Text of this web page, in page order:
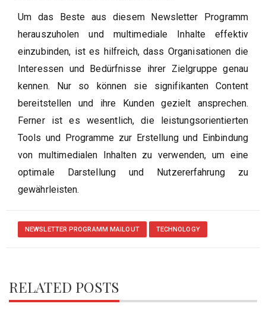
Um das Beste aus diesem Newsletter Programm
herauszuholen und multimediale Inhalte effektiv
einzubinden, ist es hilfreich, dass Organisationen die
Interessen und Bedürfnisse ihrer Zielgruppe genau
kennen. Nur so können sie signifikanten Content
bereitstellen und ihre Kunden gezielt ansprechen.
Ferner ist es wesentlich, die leistungsorientierten
Tools und Programme zur Erstellung und Einbindung
von multimedialen Inhalten zu verwenden, um eine
optimale Darstellung und Nutzererfahrung zu
gewährleisten.
NEWSLETTER PROGRAMM MAILOUT TECHNOLOGY
RELATED POSTS